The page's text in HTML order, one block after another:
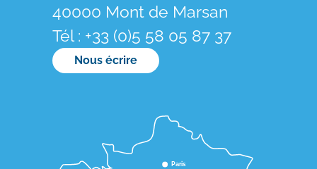
40000 Mont de Marsan
Tél : +33 (0)5 58 05 87 37
Nous écrire
Paris